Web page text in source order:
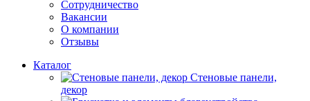
Сотрудничество
Вакансии
О компании
Отзывы
Каталог
Стеновые панели,
декор